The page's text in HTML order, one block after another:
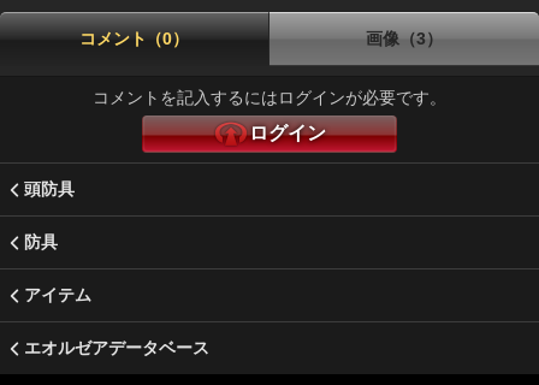
コメント（0） 画像（3）
コメントを記入するにはログインが必要です。
ログイン
頭防具
防具
アイテム
エオルゼアデータベース